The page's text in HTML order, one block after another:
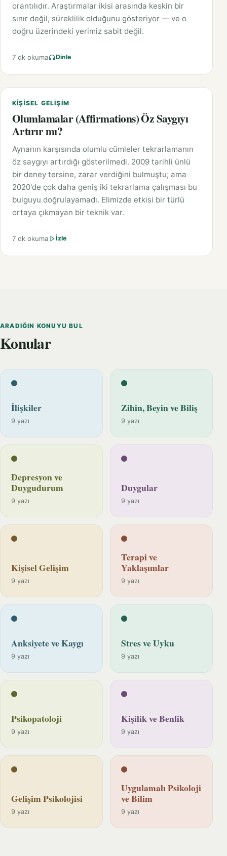
orantılıdır. Araştırmalar ikisi arasında keskin bir
sınır değil, süreklilik olduğunu gösteriyor — ve o
doğru üzerindeki yerimiz sabit değil.
7 dk okuma Dinle
KIŞISEL GELIŞIM
Olumlamalar (Affirmations) Öz Saygıyı
Artırır mı?
Aynanın karşısında olumlu cümleler tekrarlamanın
öz saygıyı artırdığı gösterilmedi. 2009 tarihli ünlü
bir deney tersine, zarar verdiğini bulmuştu; ama
2020'de çok daha geniş iki tekrarlama çalışması bu
bulguyu doğrulayamadı. Elimizde etkisi bir türlü
ortaya çıkmayan bir teknik var.
7 dk okuma İzle
ARADIĞIN KONUYU BUL
Konular
İlişkiler
9 yazı
Zihin, Beyin ve Biliş
9 yazı
Depresyon ve
Duygudurum
9 yazı
Duygular
9 yazı
Kişisel Gelişim
9 yazı
Terapi ve
Yaklaşımlar
9 yazı
Anksiyete ve Kaygı
9 yazı
Stres ve Uyku
9 yazı
Psikopatoloji
9 yazı
Kişilik ve Benlik
9 yazı
Gelişim Psikolojisi
9 yazı
Uygulamalı Psikoloji
ve Bilim
9 yazı